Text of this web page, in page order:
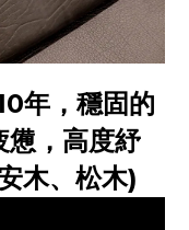
年，穩固的
憊，高度紓
木、松木)